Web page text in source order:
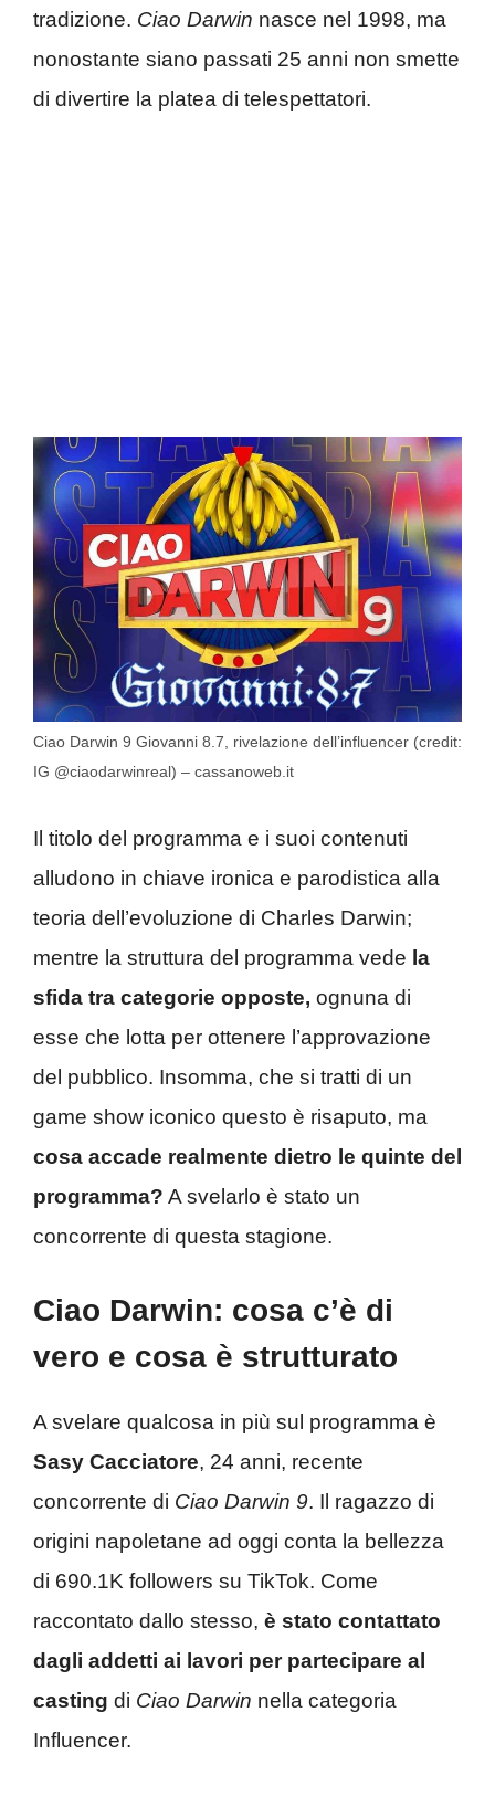
tradizione. Ciao Darwin nasce nel 1998, ma
nonostante siano passati 25 anni non smette
di divertire la platea di telespettatori.
Ciao Darwin 9 Giovanni 8.7, rivelazione dell’influencer (credit:
IG @ciaodarwinreal) – cassanoweb.it
Il titolo del programma e i suoi contenuti
alludono in chiave ironica e parodistica alla
teoria dell’evoluzione di Charles Darwin;
mentre la struttura del programma vede la
sfida tra categorie opposte, ognuna di
esse che lotta per ottenere l’approvazione
del pubblico. Insomma, che si tratti di un
game show iconico questo è risaputo, ma
cosa accade realmente dietro le quinte del
programma? A svelarlo è stato un
concorrente di questa stagione.
Ciao Darwin: cosa c’è di
vero e cosa è strutturato
A svelare qualcosa in più sul programma è
Sasy Cacciatore, 24 anni, recente
concorrente di Ciao Darwin 9. Il ragazzo di
origini napoletane ad oggi conta la bellezza
di 690.1K followers su TikTok. Come
raccontato dallo stesso, è stato contattato
dagli addetti ai lavori per partecipare al
casting di Ciao Darwin nella categoria
Influencer.